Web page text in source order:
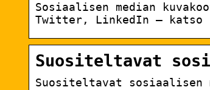
Sosiaalisen median
Twitter, LinkedIn – katso
Suositeltavat
Suositeltavat sosiaalisen